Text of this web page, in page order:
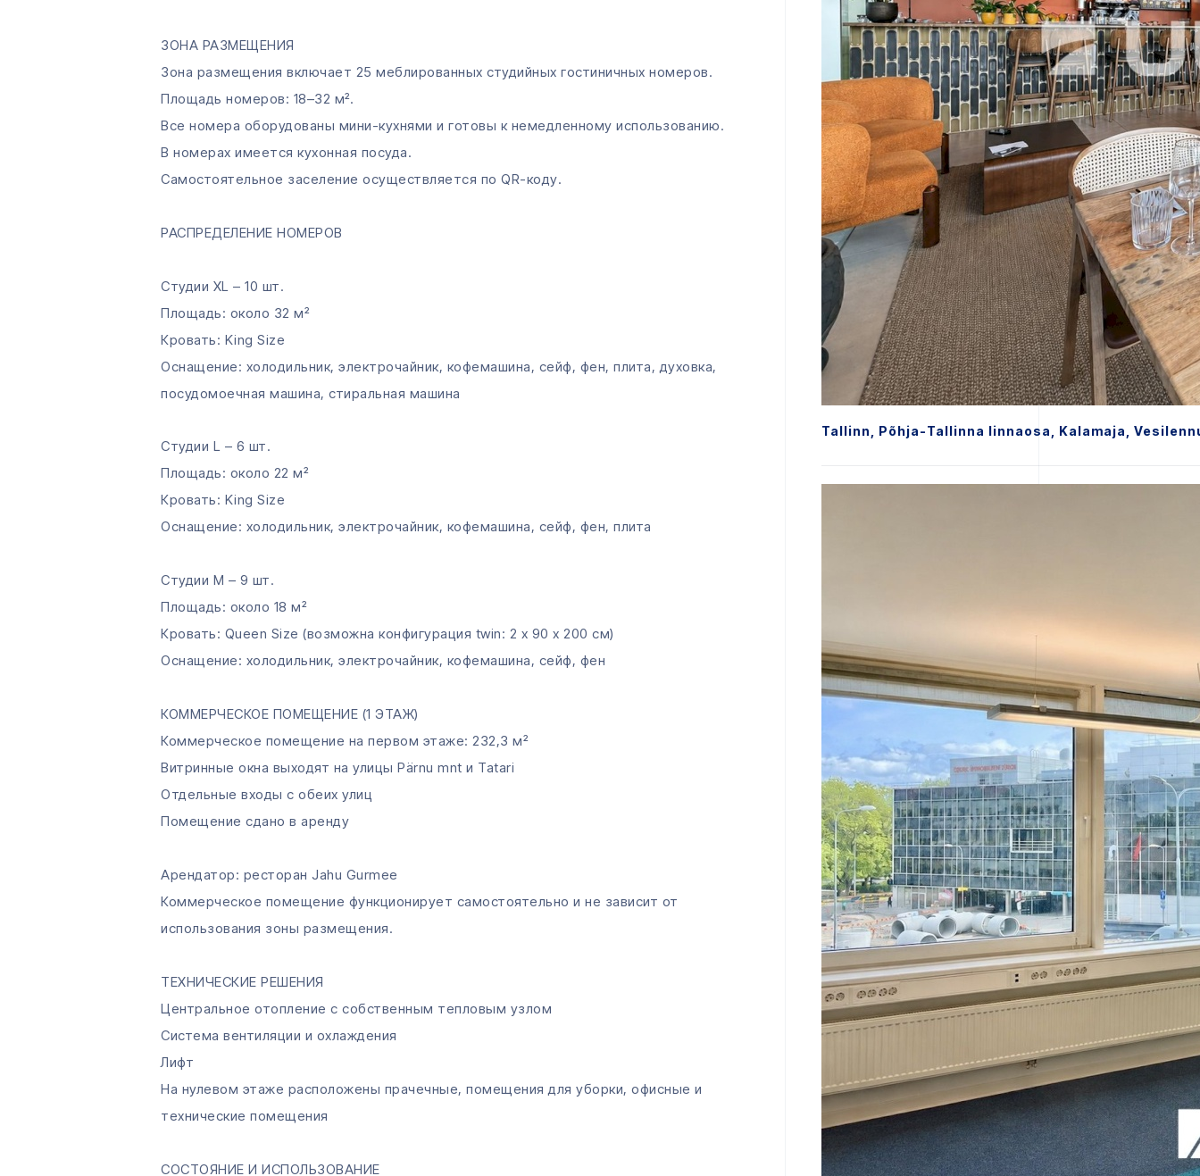
ЗОНА РАЗМЕЩЕНИЯ
Зона размещения включает 25 меблированных студийных гостиничных номеров.
Площадь номеров: 18–32 м².
Все номера оборудованы мини-кухнями и готовы к немедленному использованию.
В номерах имеется кухонная посуда.
Самостоятельное заселение осуществляется по QR-коду.
РАСПРЕДЕЛЕНИЕ НОМЕРОВ
Студии XL – 10 шт.
Площадь: около 32 м²
Кровать: King Size
Оснащение: холодильник, электрочайник, кофемашина, сейф, фен, плита, духовка,
посудомоечная машина, стиральная машина
Студии L – 6 шт.
Площадь: около 22 м²
Кровать: King Size
Оснащение: холодильник, электрочайник, кофемашина, сейф, фен, плита
Студии M – 9 шт.
Площадь: около 18 м²
Кровать: Queen Size (возможна конфигурация twin: 2 x 90 x 200 см)
Оснащение: холодильник, электрочайник, кофемашина, сейф, фен
КОММЕРЧЕСКОЕ ПОМЕЩЕНИЕ (1 ЭТАЖ)
Коммерческое помещение на первом этаже: 232,3 м²
Витринные окна выходят на улицы Pärnu mnt и Tatari
Отдельные входы с обеих улиц
Помещение сдано в аренду
Арендатор: ресторан Jahu Gurmee
Коммерческое помещение функционирует самостоятельно и не зависит от
использования зоны размещения.
ТЕХНИЧЕСКИЕ РЕШЕНИЯ
Центральное отопление с собственным тепловым узлом
Система вентиляции и охлаждения
Лифт
На нулевом этаже расположены прачечные, помещения для уборки, офисные и
технические помещения
СОСТОЯНИЕ И ИСПОЛЬЗОВАНИЕ
Tallinn, Põhja-Tallinna linnaosa, Kalamaja,